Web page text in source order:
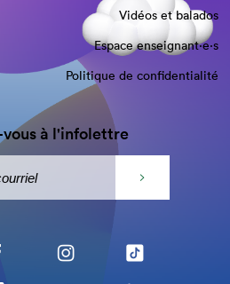
Vidéos et balados
Espace enseignant·e⋅s
Politique de confidentialité
à l'infolettre